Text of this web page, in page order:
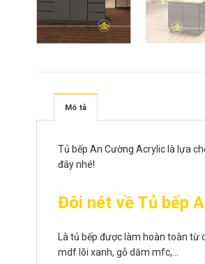
Mô tả
Tủ bếp An Cường Acrylic là lựa
đây nhé!
Đôi nét về Tủ bếp
Là tủ bếp được làm hoàn toàn từ
mdf lõi xanh, gỗ dăm mfc,…